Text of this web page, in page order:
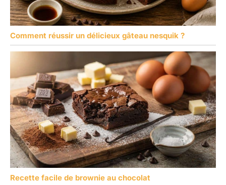
Comment réussir un délicieux gâteau nesquik ?
Recette facile de brownie au chocolat